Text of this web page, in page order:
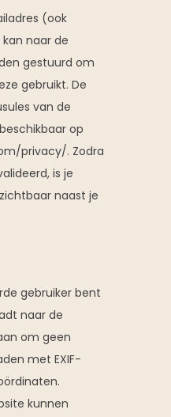
(ook
naar de
gestuurd om
gebruikt. De
van de
op
privacy/. Zodra
is je
naast je
gebruiker bent
naar de
om geen
met EXIF-
kunnen